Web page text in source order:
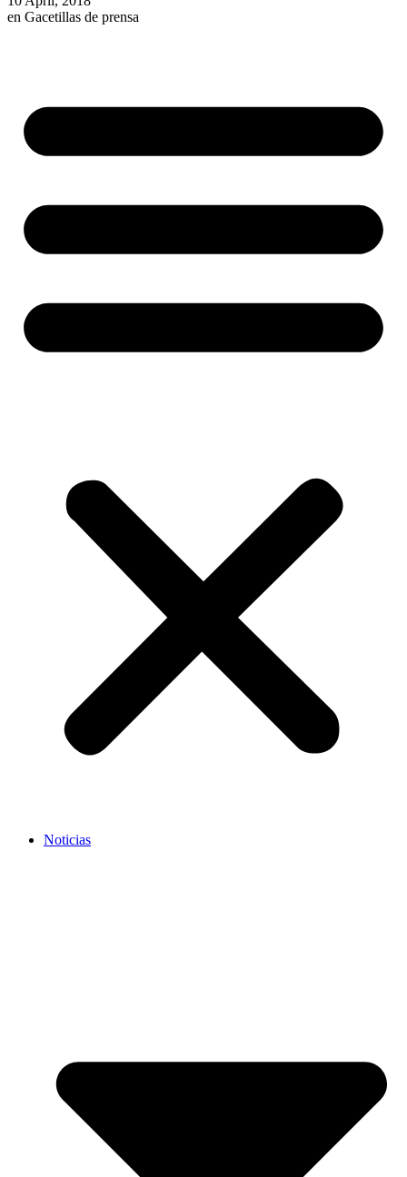
en Gacetillas de prensa
Noticias